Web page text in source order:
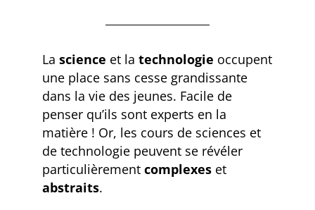
La science et la technologie occupent
une place sans cesse grandissante
dans la vie des jeunes. Facile de
penser qu’ils sont experts en la
matière ! Or, les cours de sciences et
de technologie peuvent se révéler
particulièrement complexes et
abstraits.